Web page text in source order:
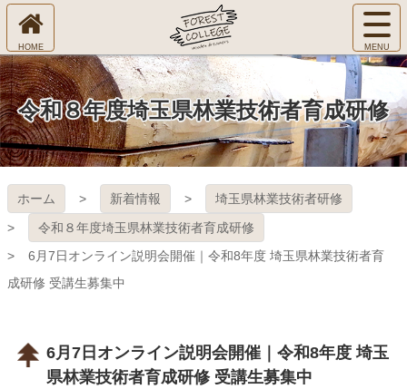
コ
テ
ン
ツ
本
文
へ
ス
プ
令和８年度埼玉県林業技術者育成研修
ホーム 新着情報
埼玉県林業技術者研修
令和８年度埼玉県林業技術者育成研修
6月7日オンライン説明会開催｜令和8年度 埼玉県林業技術者育
成研修 受講生募集中
6月7日オンライン説明会開催｜令和8年度 埼玉
県林業技術者育成研修 受講生募集中
㈱Ｆ
ＯＲ
ＥＳ
Ｔ Ｃ
ＯＬ
ＬＥ
ホ
ー
ム
へ
サ
イ
ト
ュ
ー
を
開